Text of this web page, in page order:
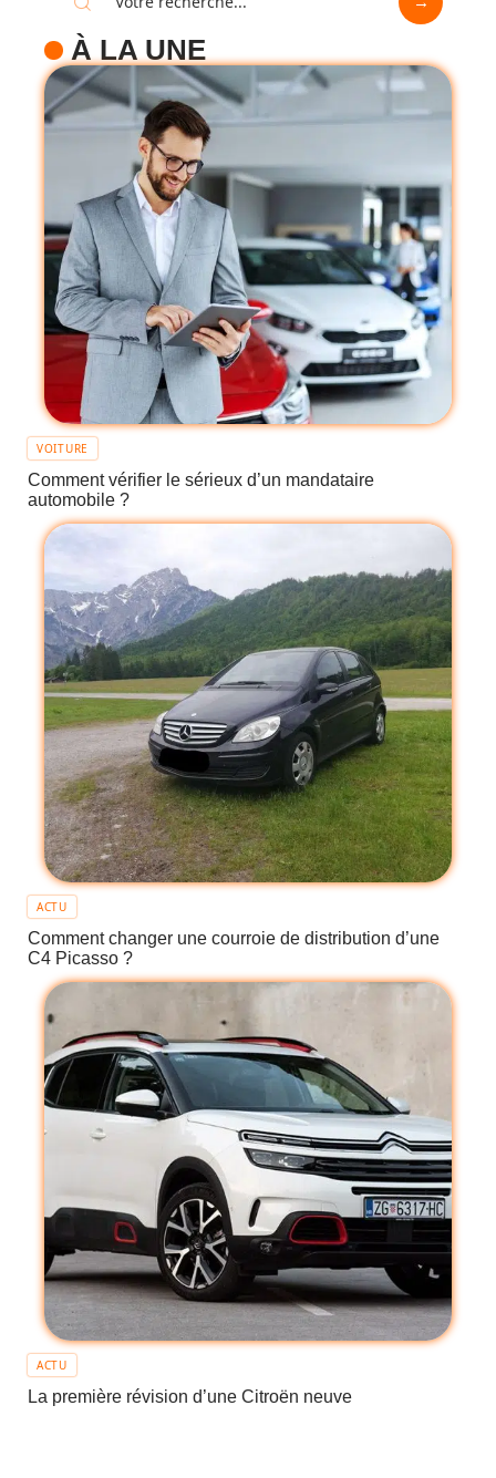
À LA UNE
VOITURE
Comment vérifier le sérieux d’un mandataire
automobile ?
ACTU
Comment changer une courroie de distribution d’une
C4 Picasso ?
ACTU
La première révision d’une Citroën neuve